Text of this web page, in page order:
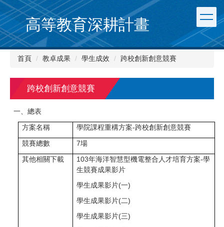
跳
到
主
要
內
高等教育深耕計畫
首頁 教卓成果 學生成效 跨校創新創意競賽
跨校創新創意競賽
一、總表
方案名稱
學院課程重構方案-跨校創新創意競賽
競賽總數
7場
其他相關下載
103年海洋智慧型機電整合人才培育方案-學
生競賽成果影片
學生成果影片(一)
學生成果影片(二)
學生成果影片(三)